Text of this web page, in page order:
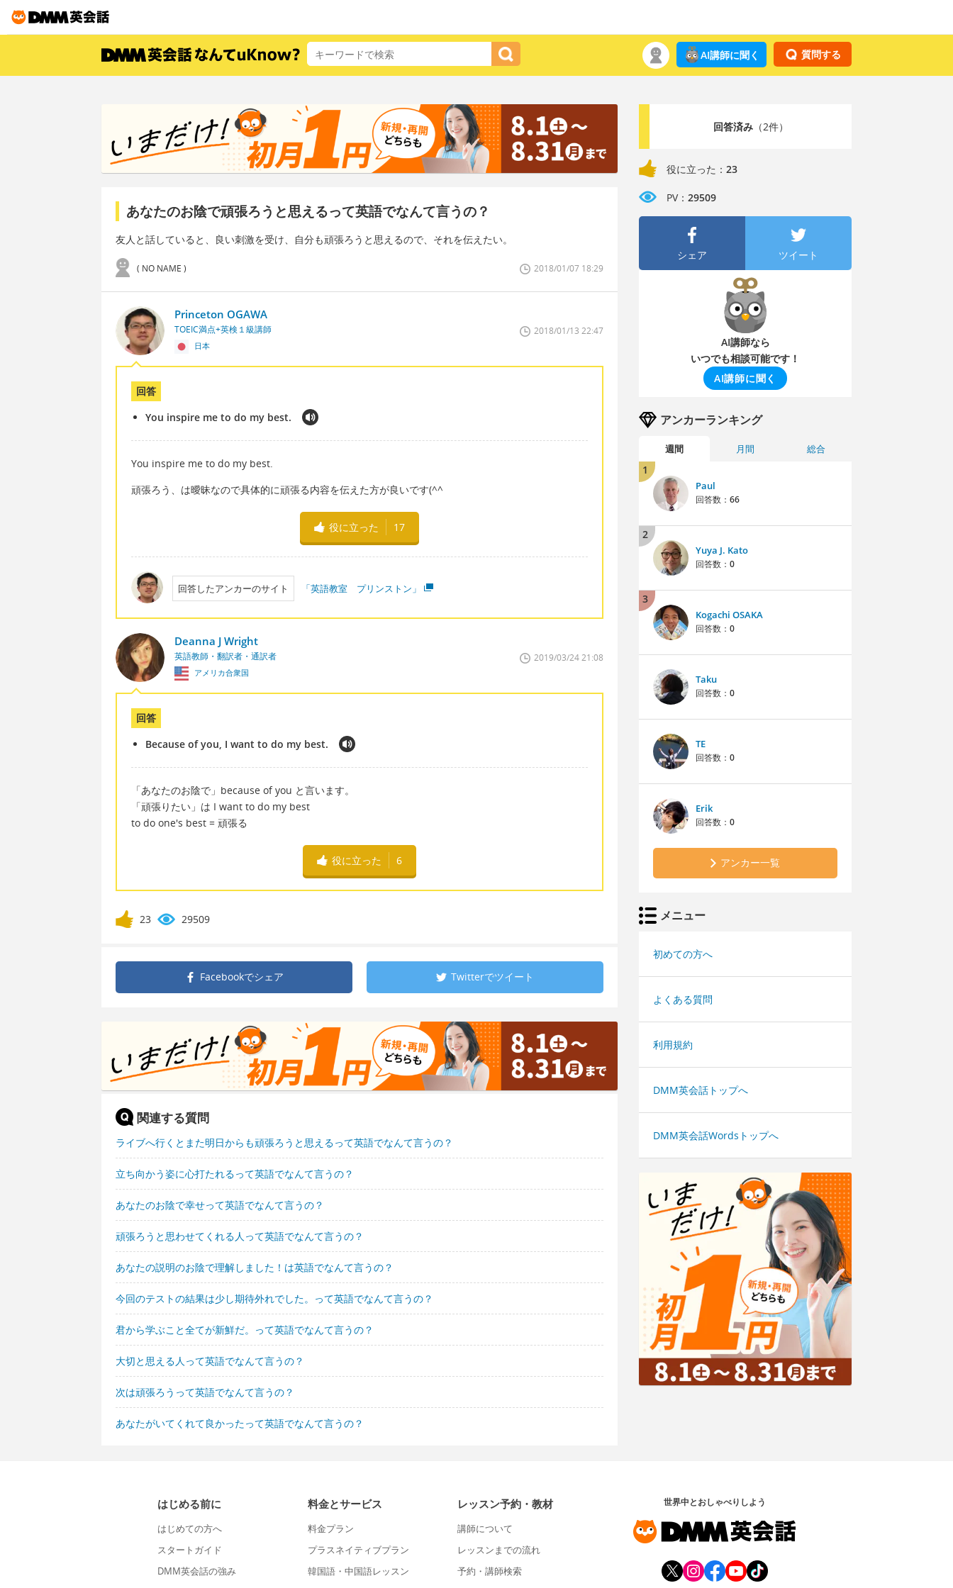
質問する
AI講師に聞く
あなたのお陰で頑張ろうと思えるって英語でなんて言うの？
友人と話していると、良い刺激を受け、自分も頑張ろうと思えるので、それを伝えたい。
( NO NAME ) 2018/01/07 18:29
Princeton OGAWA
TOEIC満点+英検１級講師
日本
2018/01/13 22:47
回答
You inspire me to do my best.
You inspire me to do my best.
頑張ろう、は曖昧なので具体的に頑張る内容を伝えた方が良いです(^^
役に立った 17
回答したアンカーのサイト 「英語教室 プリンストン」
Deanna J Wright
英語教師・翻訳者・通訳者
アメリカ合衆国
2019/03/24 21:08
回答
Because of you, I want to do my best.
「あなたのお陰で」because of you と言います。
「頑張りたい」は I want to do my best
to do one's best = 頑張る
役に立った 6
23 29509
Facebookでシェア Twitterでツイート
関連する質問
ライブへ行くとまた明日からも頑張ろうと思えるって英語でなんて言うの？
立ち向かう姿に心打たれるって英語でなんて言うの？
あなたのお陰で幸せって英語でなんて言うの？
頑張ろうと思わせてくれる人って英語でなんて言うの？
あなたの説明のお陰で理解しました！は英語でなんて言うの？
今回のテストの結果は少し期待外れでした。って英語でなんて言うの？
君から学ぶこと全てが新鮮だ。って英語でなんて言うの？
大切と思える人って英語でなんて言うの？
次は頑張ろうって英語でなんて言うの？
あなたがいてくれて良かったって英語でなんて言うの？
回答済み（2件）
役に立った： 23
PV： 29509
シェア ツイート
AI講師なら
いつでも相談可能です！
AI講師に聞く
アンカーランキング
週間 月間 総合
1
Paul
回答数： 66
2
Yuya J. Kato
回答数： 0
3
Kogachi OSAKA
回答数： 0
Taku
回答数： 0
TE
回答数： 0
Erik
回答数： 0
アンカー一覧
メニュー
初めての方へ
よくある質問
利用規約
DMM英会話トップへ
DMM英会話Wordsトップへ
はじめる前に
はじめての方へ
スタートガイド
DMM英会話の強み
料金とサービス
料金プラン
プラスネイティブプラン
韓国語・中国語レッスン
レッスン予約・教材
講師について
レッスンまでの流れ
予約・講師検索
世界中とおしゃべりしよう